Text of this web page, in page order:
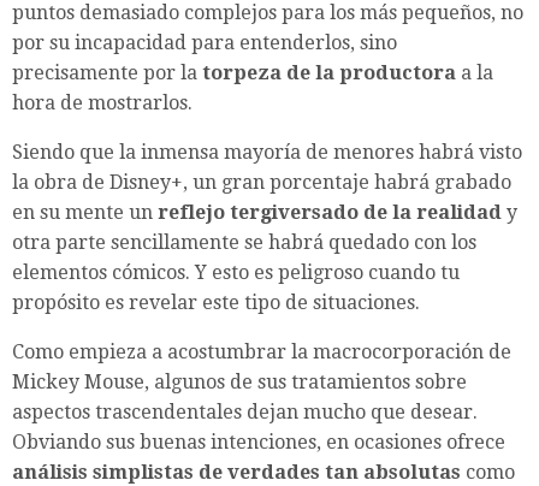
puntos demasiado complejos para los más pequeños, no
por su incapacidad para entenderlos, sino
precisamente por la torpeza de la productora a la
hora de mostrarlos.
Siendo que la inmensa mayoría de menores habrá visto
la obra de Disney+, un gran porcentaje habrá grabado
en su mente un reflejo tergiversado de la realidad y
otra parte sencillamente se habrá quedado con los
elementos cómicos. Y esto es peligroso cuando tu
propósito es revelar este tipo de situaciones.
Como empieza a acostumbrar la macrocorporación de
Mickey Mouse, algunos de sus tratamientos sobre
aspectos trascendentales dejan mucho que desear.
Obviando sus buenas intenciones, en ocasiones ofrece
análisis simplistas de verdades tan absolutas como